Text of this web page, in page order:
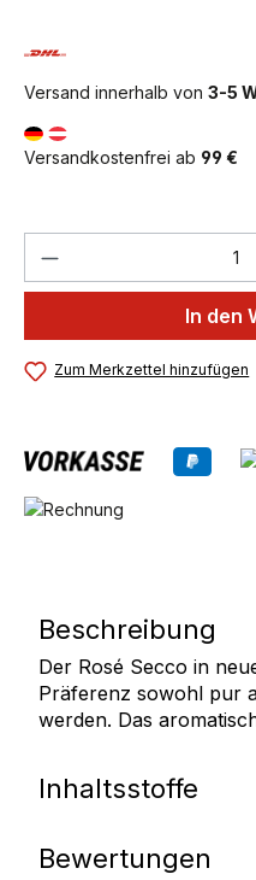
Versand innerhalb von 3-5
Versandkostenfrei ab 99 €
Produkt Anzahl:
In den
Zum Merkzettel hinzufügen
Beschreibung
Der Rosé Secco in
Präferenz sowohl pur
werden. Das
Inhaltsstoffe
Bewertungen